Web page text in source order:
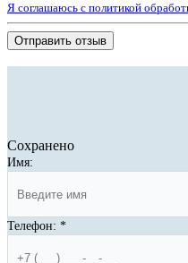
Я соглашаюсь с политикой
Отправить отзыв
Сохранено
Имя:
Телефон: *